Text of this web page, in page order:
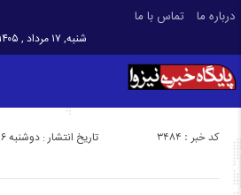
درباره ما تماس با ما
شنبه, ۱۷ مرداد , ۱۴۰۵
تاریخ انتشار : دوشنبه ۶ مرداد ۱۴۰۴ - ۱۹:۳۳ کد خبر : 3484